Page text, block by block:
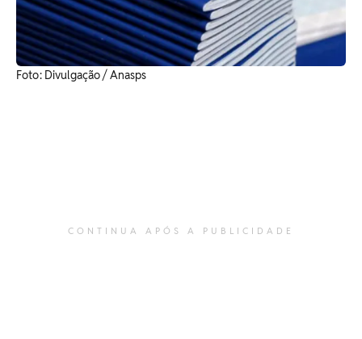
Foto: Divulgação / Anasps
CONTINUA APÓS A PUBLICIDADE